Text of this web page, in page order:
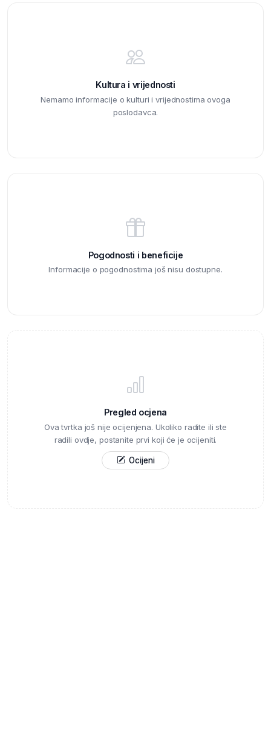
Kultura i vrijednosti
Nemamo informacije o kulturi i vrijednostima ovoga
poslodavca.
Pogodnosti i beneficije
Informacije o pogodnostima još nisu dostupne.
Pregled ocjena
Ova tvrtka još nije ocijenjena. Ukoliko radite ili ste
radili ovdje, postanite prvi koji će je ocijeniti.
Ocijeni